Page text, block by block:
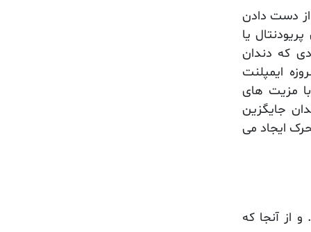
از دست دادن
یا
که دندان
ایمپلنت
مزیت های
جایگزین
ایجاد می
از آنجا که